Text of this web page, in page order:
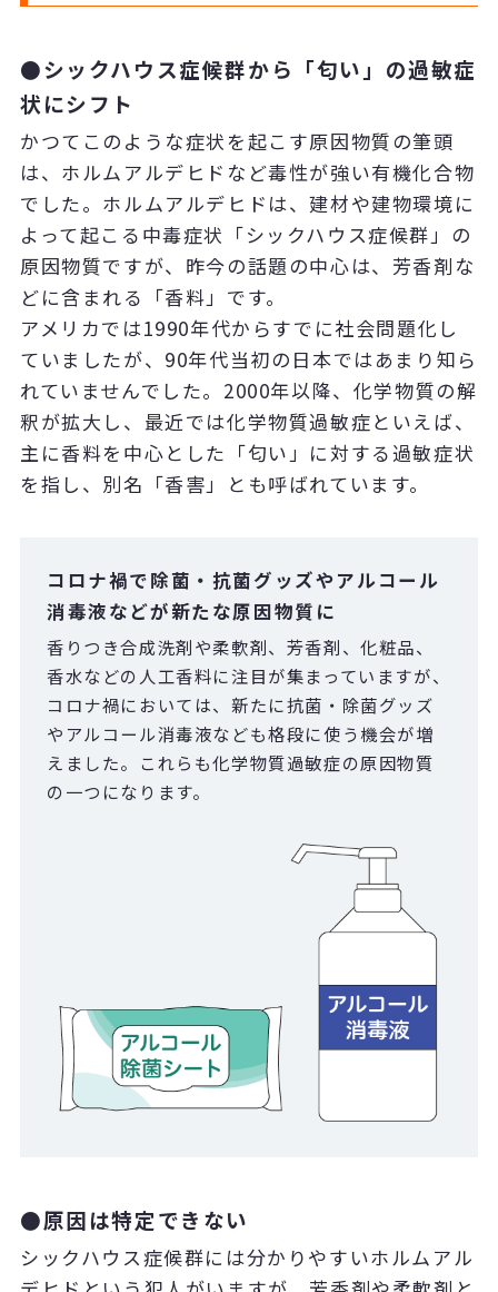
●シックハウス症候群から「匂い」の過敏症
状にシフト
かつてこのような症状を起こす原因物質の筆頭
は、ホルムアルデヒドなど毒性が強い有機化合物
でした。ホルムアルデヒドは、建材や建物環境に
よって起こる中毒症状「シックハウス症候群」の
原因物質ですが、昨今の話題の中心は、芳香剤な
どに含まれる「香料」です。
アメリカでは1990年代からすでに社会問題化し
ていましたが、90年代当初の日本ではあまり知ら
れていませんでした。2000年以降、化学物質の解
釈が拡大し、最近では化学物質過敏症といえば、
主に香料を中心とした「匂い」に対する過敏症状
を指し、別名「香害」とも呼ばれています。
コロナ禍で除菌・抗菌グッズやアルコール
消毒液などが新たな原因物質に
香りつき合成洗剤や柔軟剤、芳香剤、化粧品、
香水などの人工香料に注目が集まっていますが、
コロナ禍においては、新たに抗菌・除菌グッズ
やアルコール消毒液なども格段に使う機会が増
えました。これらも化学物質過敏症の原因物質
の一つになります。
●原因は特定できない
シックハウス症候群には分かりやすいホルムアル